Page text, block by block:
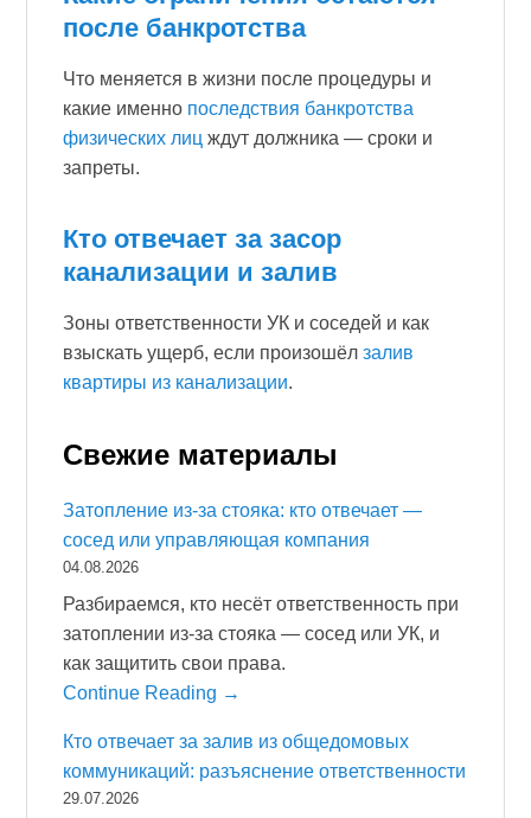
после банкротства
Что меняется в жизни после процедуры и
какие именно последствия банкротства
физических лиц ждут должника — сроки и
запреты.
Кто отвечает за засор
канализации и залив
Зоны ответственности УК и соседей и как
взыскать ущерб, если произошёлзалив
квартиры из канализации.
Свежие материалы
Затопление из-за стояка: кто отвечает —
сосед или управляющая компания
04.08.2026
Разбираемся, кто несёт ответственность при
затоплении из-за стояка — сосед или УК, и
как защитить свои права.
Continue Reading →
Кто отвечает за залив из общедомовых
коммуникаций: разъяснение ответственности
29.07.2026